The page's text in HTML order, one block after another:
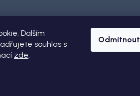
Dalším
souhlas s
zde.
Odmítnout